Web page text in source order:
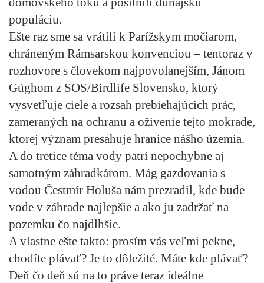
populáciu.
Ešte raz sme sa vrátili k Parížskym močiarom,
chráneným Rámsarskou konvenciou – tentoraz v
rozhovore s človekom najpovolanejším, Jánom
Gúghom z SOS/Birdlife Slovensko, ktorý
vysvetľuje ciele a rozsah prebiehajúcich prác,
zameraných na ochranu a oživenie tejto mokrade,
ktorej význam presahuje hranice nášho územia.
A do tretice téma vody patrí nepochybne aj
samotným záhradkárom. Mág gazdovania s
vodou Čestmír Holuša nám prezradil, kde bude
vode v záhrade najlepšie a ako ju zadržať na
pozemku čo najdlhšie.
A vlastne ešte takto: prosím vás veľmi pekne,
chodíte plávať? Je to dôležité. Máte kde plávať?
Deň čo deň sú na to práve teraz ideálne